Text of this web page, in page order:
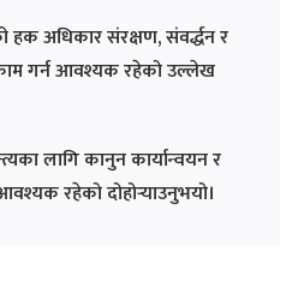
अधिकार संरक्षण, संवर्द्धन र
गर्न आवश्यक रहेको उल्लेख
लागि कानुन कार्यान्वयन र
रहेको दोहोर्‍याउनुभयो।